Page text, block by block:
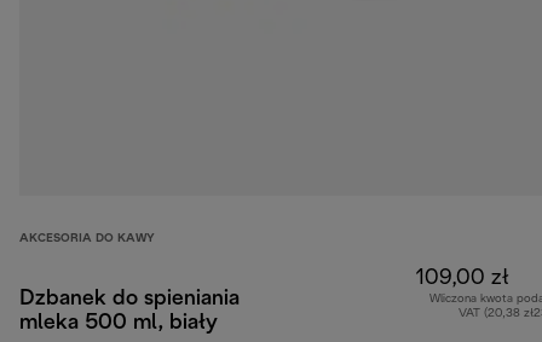
AKCESORIA DO KAWY
Dzbanek do spieniania
mleka 500 ml, biały
109,00 zł
Wliczona kwota
VAT (20,38